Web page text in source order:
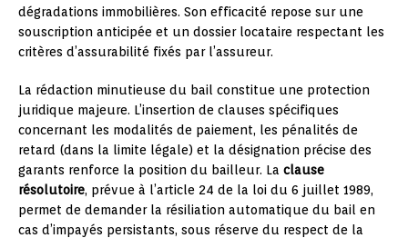
dégradations immobilières. Son efficacité repose sur une
souscription anticipée et un dossier locataire respectant les
critères d’assurabilité fixés par l’assureur.
La rédaction minutieuse du bail constitue une protection
juridique majeure. L’insertion de clauses spécifiques
concernant les modalités de paiement, les pénalités de
retard (dans la limite légale) et la désignation précise des
garants renforce la position du bailleur. La clause
résolutoire, prévue à l’article 24 de la loi du 6 juillet 1989,
permet de demander la résiliation automatique du bail en
cas d’impayés persistants, sous réserve du respect de la